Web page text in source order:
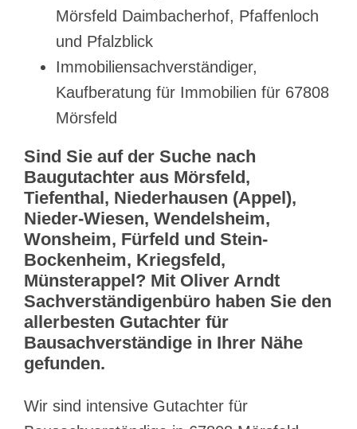
Mörsfeld Daimbacherhof, Pfaffenloch
und Pfalzblick
Immobiliensachverständiger,
Kaufberatung für Immobilien für 67808
Mörsfeld
Sind Sie auf der Suche nach
Baugutachter aus Mörsfeld,
Tiefenthal, Niederhausen (Appel),
Nieder-Wiesen, Wendelsheim,
Wonsheim, Fürfeld und Stein-
Bockenheim, Kriegsfeld,
Münsterappel? Mit Oliver Arndt
Sachverständigenbüro haben Sie den
allerbesten Gutachter für
Bausachverständige in Ihrer Nähe
gefunden.
Wir sind intensive Gutachter für